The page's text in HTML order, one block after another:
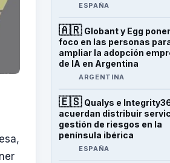
ESPAÑA
🇦🇷 Globant y Egg
foco en las personas
ampliar la adopción
de IA en Argentina
ARGENTINA
🇪🇸 Qualys e
acuerdan distribuir
gestión de riesgos en la
península ibérica
ESPAÑA